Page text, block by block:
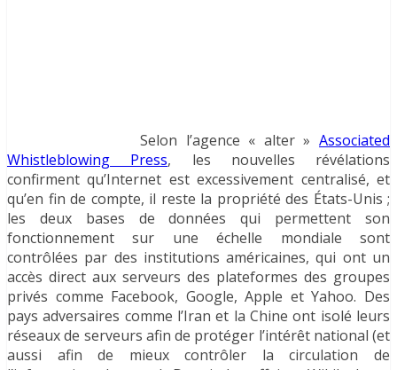
Selon l’agence « alter » Associated
Whistleblowing Press, les nouvelles révélations
confirment qu’Internet est excessivement centralisé, et
qu’en fin de compte, il reste la propriété des États-Unis ;
les deux bases de données qui permettent son
fonctionnement sur une échelle mondiale sont
contrôlées par des institutions américaines, qui ont un
accès direct aux serveurs des plateformes des groupes
privés comme Facebook, Google, Apple et Yahoo. Des
pays adversaires comme l’Iran et la Chine ont isolé leurs
réseaux de serveurs afin de protéger l’intérêt national (et
aussi afin de mieux contrôler la circulation de